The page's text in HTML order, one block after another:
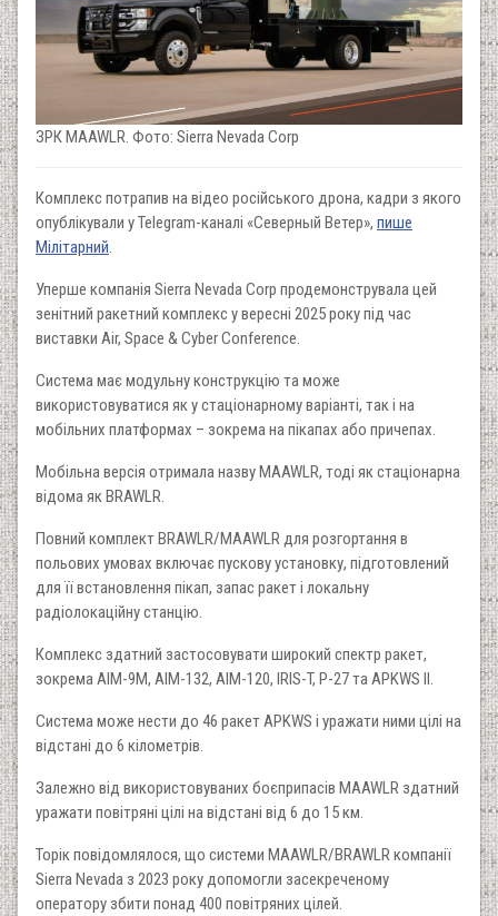
ЗРК MAAWLR. Фото: Sierra Nevada Corp
Комплекс потрапив на відео російського дрона, кадри з якого
опублікували у Telegram-каналі «Северный Ветер», пише
Мілітарний.
Уперше компанія Sierra Nevada Corp продемонструвала цей
зенітний ракетний комплекс у вересні 2025 року під час
виставки Air, Space & Cyber Conference.
Система має модульну конструкцію та може
використовуватися як у стаціонарному варіанті, так і на
мобільних платформах – зокрема на пікапах або причепах.
Мобільна версія отримала назву MAAWLR, тоді як стаціонарна
відома як BRAWLR.
Повний комплект BRAWLR/MAAWLR для розгортання в
польових умовах включає пускову установку, підготовлений
для її встановлення пікап, запас ракет і локальну
радіолокаційну станцію.
Комплекс здатний застосовувати широкий спектр ракет,
зокрема AIM-9M, AIM-132, AIM-120, IRIS-T, Р-27 та APKWS II.
Система може нести до 46 ракет APKWS і уражати ними цілі на
відстані до 6 кілометрів.
Залежно від використовуваних боєприпасів MAAWLR здатний
уражати повітряні цілі на відстані від 6 до 15 км.
Торік повідомлялося, що системи MAAWLR/BRAWLR компанії
Sierra Nevada з 2023 року допомогли засекреченому
оператору збити понад 400 повітряних цілей.